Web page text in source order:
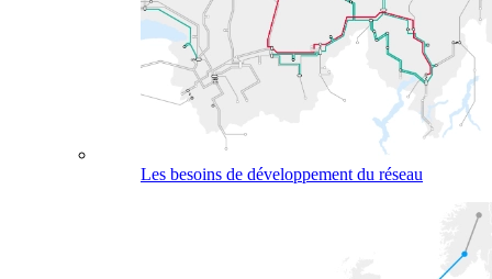
Les besoins de développement du réseau